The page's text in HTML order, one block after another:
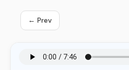
← Prev